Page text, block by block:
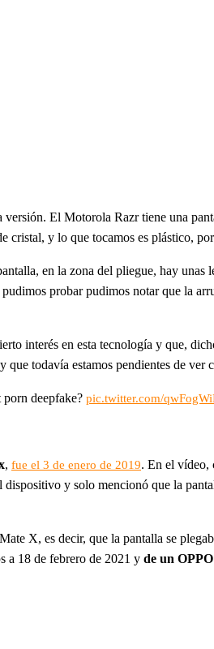
versión. El Motorola Razr tiene una
y lo que tocamos es plástico,
en la zona del pliegue, hay unas
probar pudimos notar que la
interés en esta tecnología y que,
todavía estamos pendientes de ver
deepfake? pic.twitter.com/
, fue el 3 de enero de 2019. En el vídeo,
dispositivo y solo mencionó que la
X, es decir, que la pantalla se
a 18 de febrero de 2021 y de un